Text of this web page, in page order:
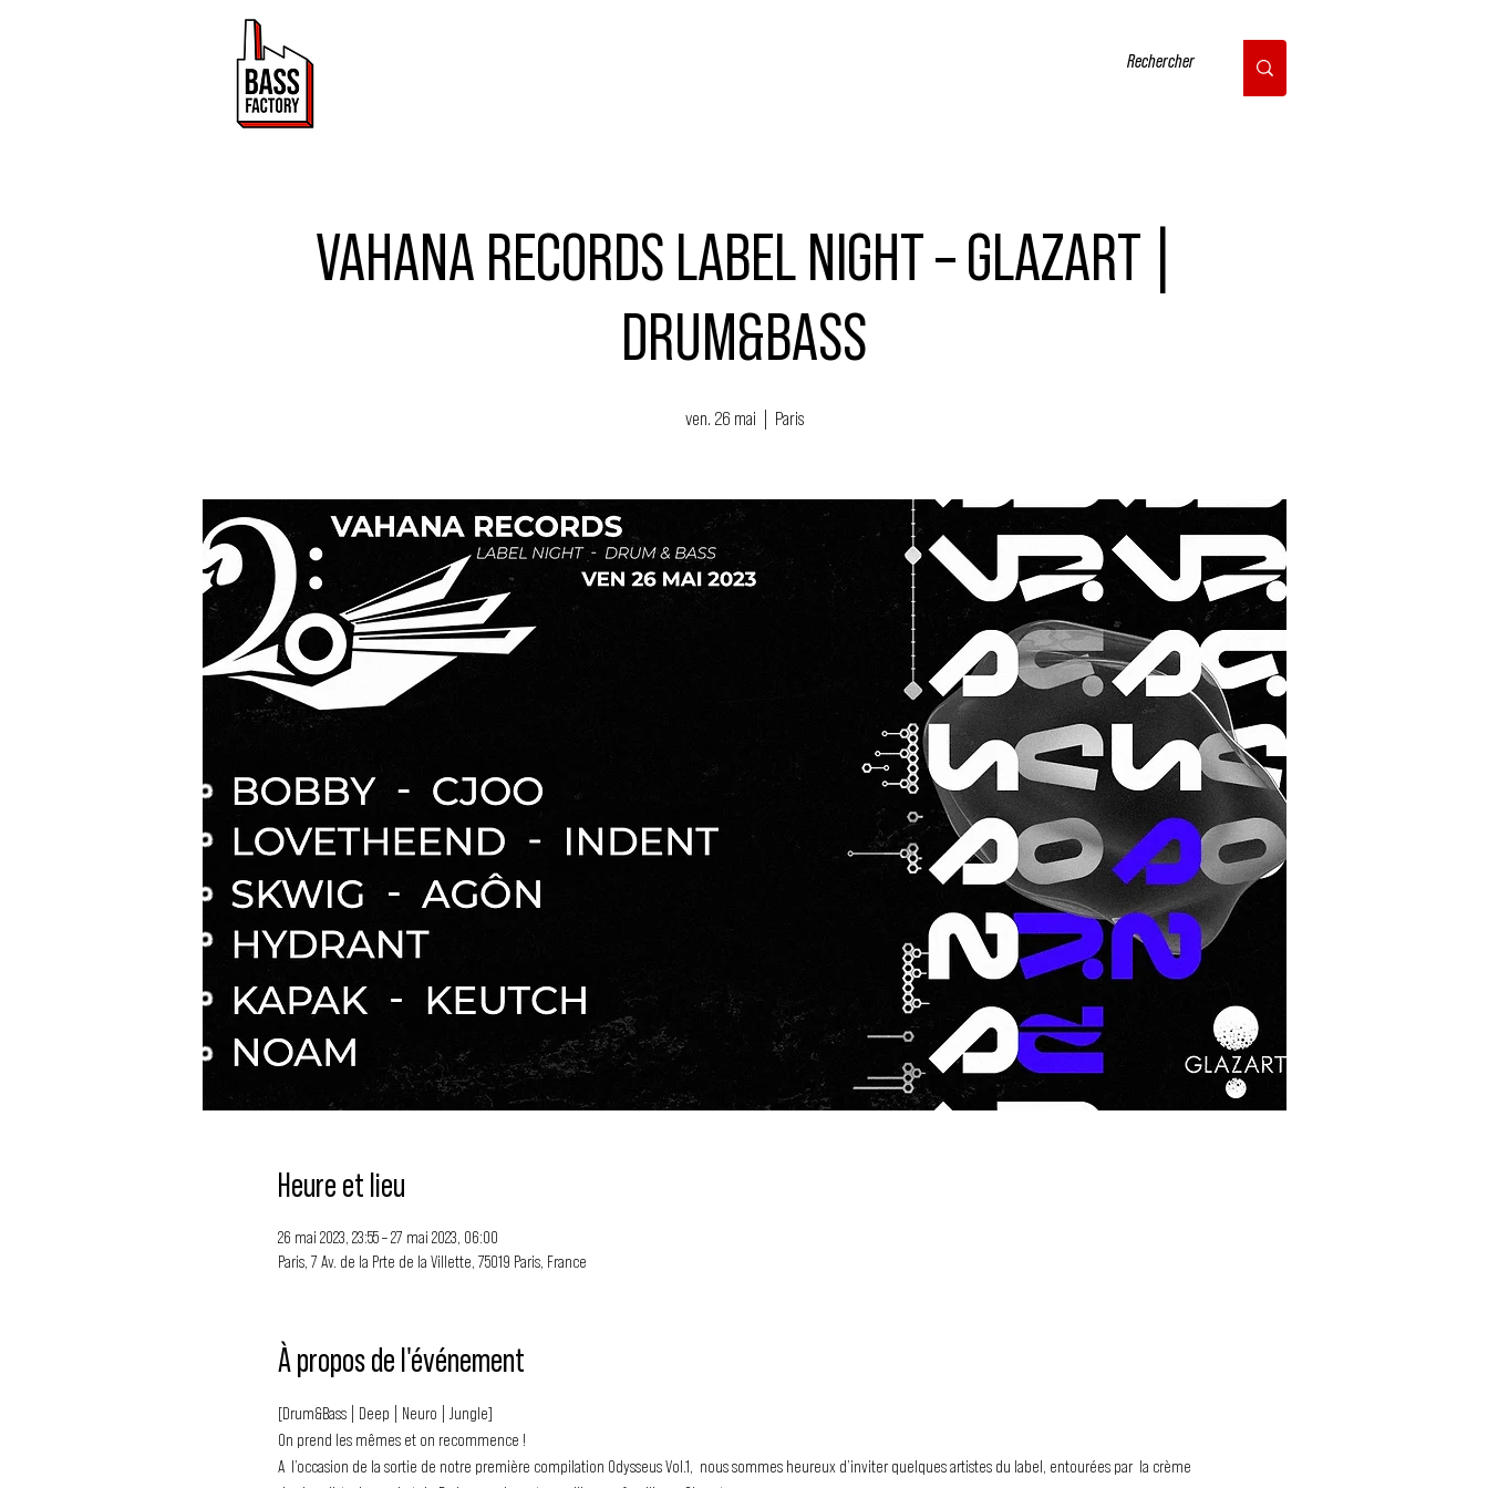
VAHANA RECORDS LABEL NIGHT – GLAZART |
DRUM&BASS
ven. 26 mai Paris
Heure et lieu
26 mai 2023, 23:55 – 27 mai 2023, 06:00
Paris, 7 Av. de la Prte de la Villette, 75019 Paris, France
À propos de l'événement
[Drum&Bass | Deep | Neuro | Jungle]
On prend les mêmes et on recommence !
A  l’occasion de la sortie de notre première compilation Odysseus Vol.1,  nous sommes heureux d’inviter quelques artistes du label, entourées par  la crème